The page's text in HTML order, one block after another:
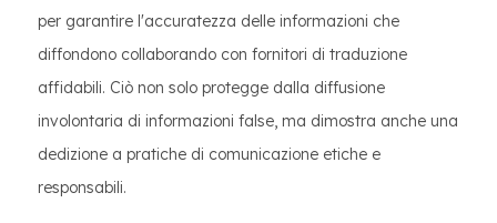
per garantire l'accuratezza delle informazioni che
diffondono collaborando con fornitori di traduzione
affidabili. Ciò non solo protegge dalla diffusione
involontaria di informazioni false, ma dimostra anche una
dedizione a pratiche di comunicazione etiche e
responsabili.